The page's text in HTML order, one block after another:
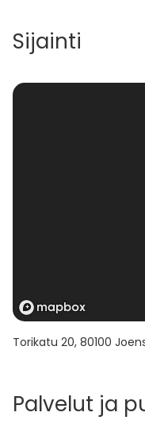
Sijainti
Torikatu 20, 80100
Palvelut ja